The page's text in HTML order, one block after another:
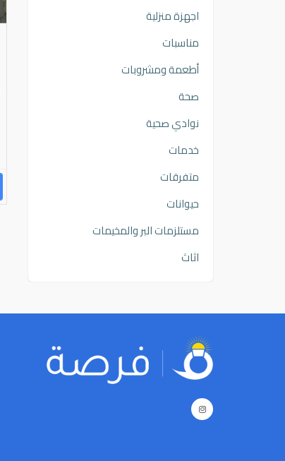
مكيف هواء بحاله ممتازه جداا
منذ شهرين
البيع: استغناء المواصفات:
96597355329
اجهزة منزلية
مناسبات
أطعمة ومشروبات
صحة
نوادي صحية
خدمات
متفرقات
حيوانات
مستلزمات البر والمخيمات
اثاث